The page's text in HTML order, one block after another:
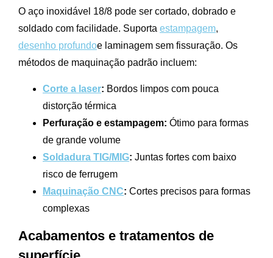
O aço inoxidável 18/8 pode ser cortado, dobrado e
soldado com facilidade. Suporta estampagem,
desenho profundoe laminagem sem fissuração. Os
métodos de maquinação padrão incluem:
Corte a laser: Bordos limpos com pouca
distorção térmica
Perfuração e estampagem: Ótimo para formas
de grande volume
Soldadura TIG/MIG: Juntas fortes com baixo
risco de ferrugem
Maquinação CNC: Cortes precisos para formas
complexas
Acabamentos e tratamentos de